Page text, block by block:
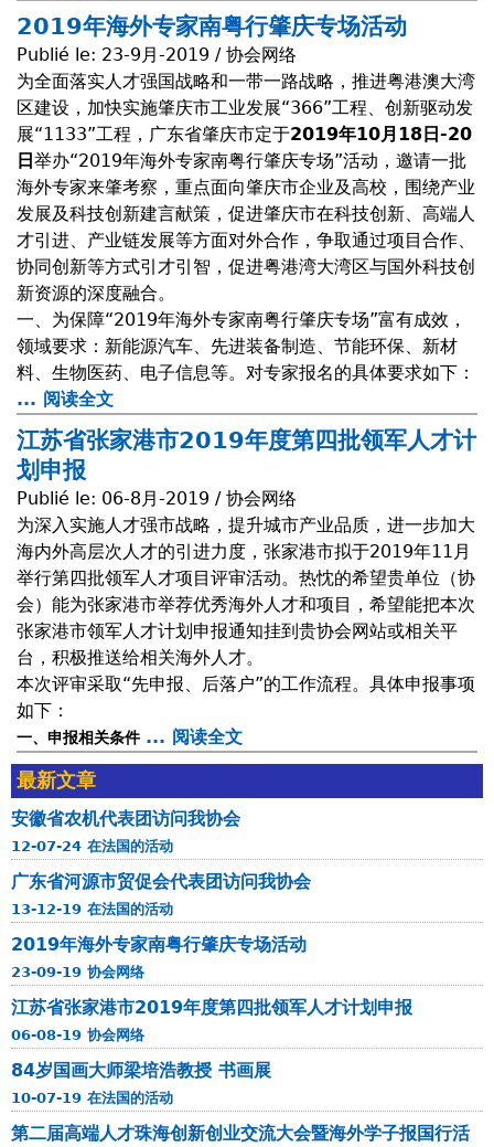
b
o
u
t
R
é
c
e
p
t
i
o
n
d
e
l
a
é
l
é
g
a
t
i
o
d
e
a
m
u
n
i
c
i
p
a
l
i
t
é
2019年海外专家南粤行肇庆专场活动
Publié le: 23-9月-2019 / 协会网络
为全面落实人才强国战略和一带一路战略，推进粤港澳大湾
区建设，加快实施肇庆市工业发展“366”工程、创新驱动发
展“1133”工程，广东省肇庆市定于2019年10月18日-20
日 举办“2019年海外专家南粤行肇庆专场”活动，邀请一批
海外专家来肇考察，重点面向肇庆市企业及高校，围绕产业
发展及科技创新建言献策，促进肇庆市在科技创新、高端人
才引进、产业链发展等方面对外合作，争取通过项目合作、
协同创新等方式引才引智，促进粤港湾大湾区与国外科技创
新资源的深度融合。
一、为保障“2019年海外专家南粤行肇庆专场”富有成效，
领域要求：新能源汽车、先进装备制造、节能环保、新材
料、生物医药、电子信息等。对专家报名的具体要求如下：
... 阅读全文
b
o
t
2
0
1
9
年
海
外
家
南
粤
行
肇
庆
专
场
活
动
江苏省张家港市2019年度第四批领军人才计
划申报
Publié le: 06-8月-2019 / 协会网络
为深入实施人才强市战略，提升城市产业品质，进一步加大
海内外高层次人才的引进力度，张家港市拟于2019年11月
举行第四批领军人才项目评审活动。热忱的希望贵单位（协
会）能为张家港市举荐优秀海外人才和项目，希望能把本次
张家港市领军人才计划申报通知挂到贵协会网站或相关平
台，积极推送给相关海外人才。
本次评审采取“先申报、后落户”的工作流程。具体申报事项
如下：
一、申报相关条件 ... 阅读全文
b
江
苏
省
张
港
2
0
1
9
最新文章
安徽省农机代表团访问我协会
12-07-24 在法国的活动
广东省河源市贸促会代表团访问我协会
13-12-19 在法国的活动
2019年海外专家南粤行肇庆专场活动
23-09-19 协会网络
江苏省张家港市2019年度第四批领军人才计划申报
06-08-19 协会网络
84岁国画大师梁培浩教授 书画展
10-07-19 在法国的活动
第二届高端人才珠海创新创业交流大会暨海外学子报国行活